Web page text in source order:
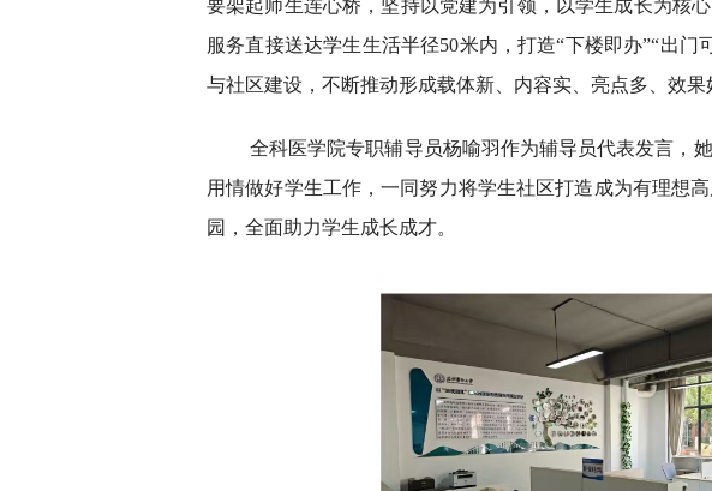
要架起师生连心桥，坚持以党建为引领，以学生成长为核
服务直接送达学生生活半径50米内，打造“下楼即办”“出
与社区建设，不断推动形成载体新、内容实、亮点多、效
全科医学院专职辅导员杨喻羽作为辅导员代表发言，
用情做好学生工作，一同努力将学生社区打造成为有理想
园，全面助力学生成长成才。